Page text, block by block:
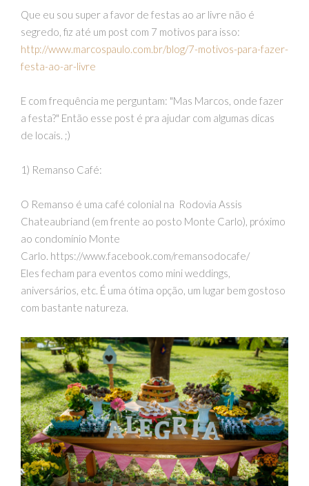
Que eu sou super a favor de festas ao ar livre não é
segredo, fiz até um post com 7 motivos para isso:
http://www.marcospaulo.com.br/blog/7-motivos-para-fazer-
festa-ao-ar-livre
E com frequência me perguntam: "Mas Marcos, onde fazer
a festa?" Então esse post é pra ajudar com algumas dicas
de locais. ;)
1) Remanso Café:
O Remanso é uma café colonial na Rodovia Assis
Chateaubriand (em frente ao posto Monte Carlo), próximo
ao condomínio Monte
Carlo. https://www.facebook.com/remansodocafe/
Eles fecham para eventos como mini weddings,
aniversários, etc. É uma ótima opção, um lugar bem gostoso
com bastante natureza.